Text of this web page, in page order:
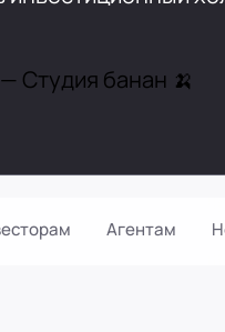
Агентам
Студия банан 🍌